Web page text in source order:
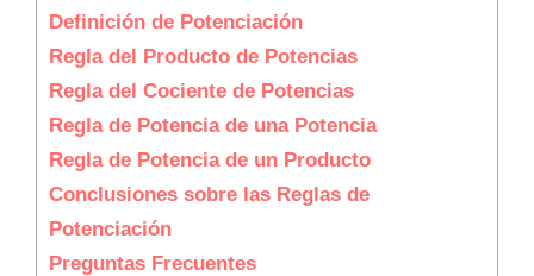
Definición de Potenciación
Regla del Producto de Potencias
Regla del Cociente de Potencias
Regla de Potencia de una Potencia
Regla de Potencia de un Producto
Conclusiones sobre las Reglas de
Potenciación
Preguntas Frecuentes